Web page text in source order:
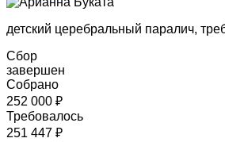
детский церебральный паралич,
Сбор
завершен
Собрано
252 000 ₽
Требовалось
251 447 ₽